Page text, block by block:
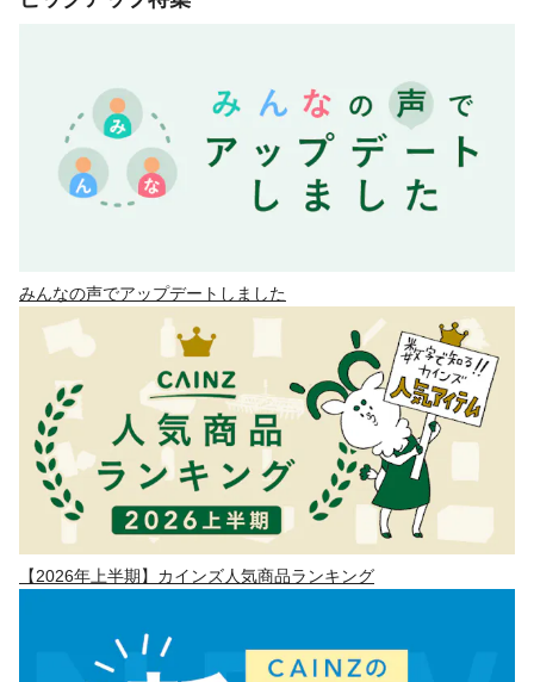
みんなの声でアップデートしました
【2026年上半期】カインズ人気商品ランキング